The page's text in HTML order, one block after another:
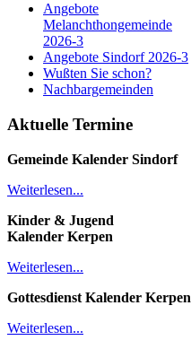
Angebote
Melanchthongemeinde
2026-3
Angebote Sindorf 2026-3
Wußten Sie schon?
Nachbargemeinden
Aktuelle Termine
Gemeinde Kalender Sindorf
Weiterlesen...
Kinder & Jugend
Kalender Kerpen
Weiterlesen...
Gottesdienst Kalender Kerpen
Weiterlesen...